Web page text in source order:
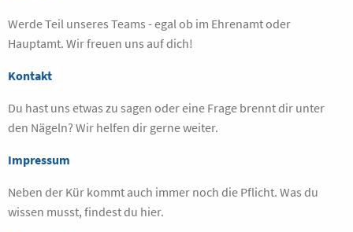
Werde Teil unseres Teams - egal ob im Ehrenamt oder
Hauptamt. Wir freuen uns auf dich!
Kontakt
Du hast uns etwas zu sagen oder eine Frage brennt dir unter
den Nägeln? Wir helfen dir gerne weiter.
Impressum
Neben der Kür kommt auch immer noch die Pflicht. Was du
wissen musst, findest du hier.